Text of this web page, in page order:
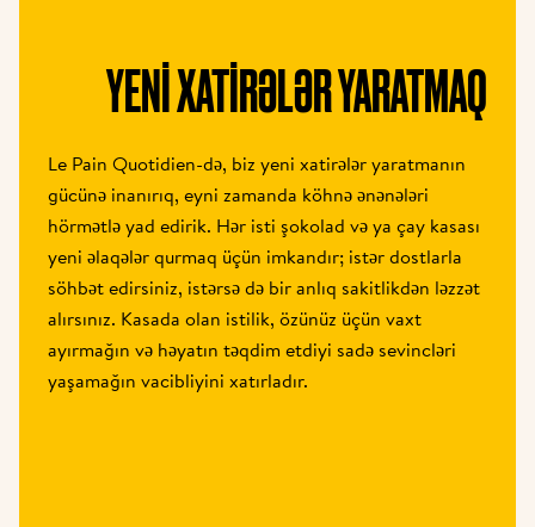
Le Pain Quotidien-də, biz yeni xatirələr yaratmanın
gücünə inanırıq, eyni zamanda köhnə ənənələri
hörmətlə yad edirik. Hər isti şokolad və ya çay kasası
yeni əlaqələr qurmaq üçün imkandır; istər dostlarla
söhbət edirsiniz, istərsə də bir anlıq sakitlikdən ləzzət
alırsınız. Kasada olan istilik, özünüz üçün vaxt
ayırmağın və həyatın təqdim etdiyi sadə sevincləri
yaşamağın vacibliyini xatırladır.
YENI XATIRƏLƏR YARATMAQ